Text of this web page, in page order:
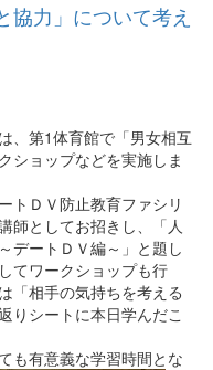
協力」について考え
、第1体育館で「男女相互
ショップなどを実施しま
トＤＶ防止教育ファシリ
師としてお招きし、「人
デートＤＶ編～」と題し
てワークショップも行
「相手の気持ちを考える
りシートに本日学んだこ
も有意義な学習時間とな